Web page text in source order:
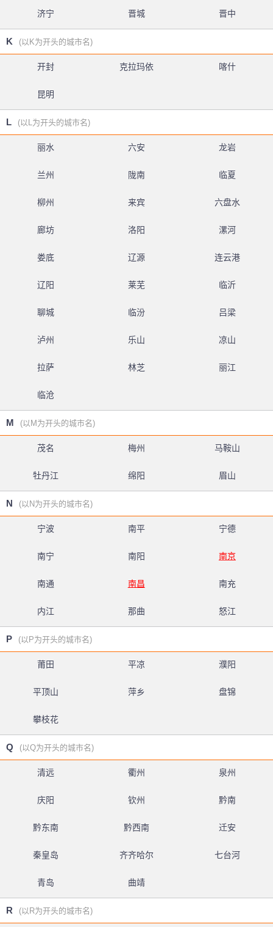
济宁 晋城 晋中
K (以K为开头的城市名)
开封 克拉玛依 喀什
昆明
L (以L为开头的城市名)
丽水 六安 龙岩
兰州 陇南 临夏
柳州 来宾 六盘水
廊坊 洛阳 漯河
娄底 辽源 连云港
辽阳 莱芜 临沂
聊城 临汾 吕梁
泸州 乐山 凉山
拉萨 林芝 丽江
临沧
M (以M为开头的城市名)
茂名 梅州 马鞍山
牡丹江 绵阳 眉山
N (以N为开头的城市名)
宁波 南平 宁德
南宁 南阳 南京
南通 南昌 南充
内江 那曲 怒江
P (以P为开头的城市名)
莆田 平凉 濮阳
平顶山 萍乡 盘锦
攀枝花
Q (以Q为开头的城市名)
清远 衢州 泉州
庆阳 钦州 黔南
黔东南 黔西南 迁安
秦皇岛 齐齐哈尔 七台河
青岛 曲靖
R (以R为开头的城市名)